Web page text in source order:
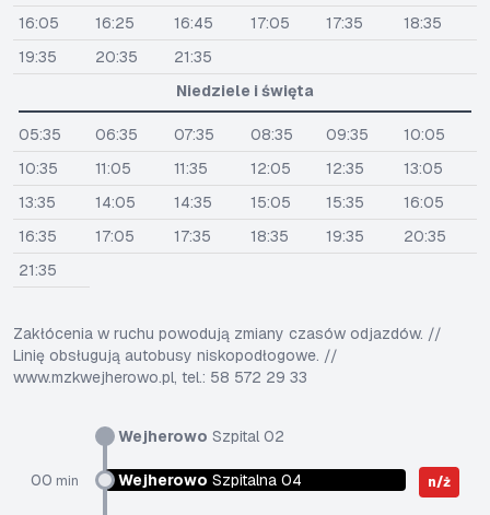
Wejherowo Szpital 02
00 min Wejherowo Szpitalna 04 n/ż
16:05
16:25 16:45 17:05 17:35
18:35
19:35
20:35
21:35
Niedziele i święta
05:35 06:35 07:35 08:35 09:35
10:05
10:35
11:05 11:35 12:05 12:35
13:05
13:35
14:05 14:35 15:05 15:35
16:05
16:35
17:05 17:35 18:35 19:35
20:35
21:35
Zakłócenia w ruchu powodują zmiany czasów odjazdów. //
Linię obsługują autobusy niskopodłogowe. //
www.mzkwejherowo.pl, tel.: 58 572 29 33